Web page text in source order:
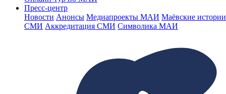
Пресс-центр
Новости Анонсы Медиапроекты МАИ Маёвские
СМИ Аккредитация СМИ Символика МАИ